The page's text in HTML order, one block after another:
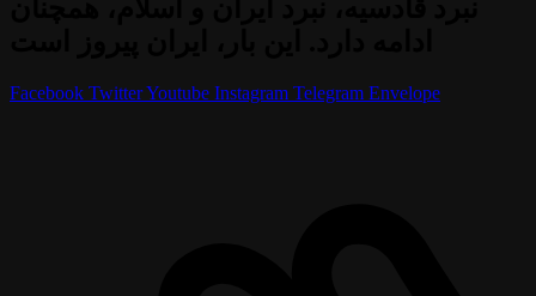
Facebook TwitterYoutube Instagram Telegram Envelope